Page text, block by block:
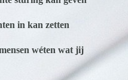
in kan zetten
wéten wat jij